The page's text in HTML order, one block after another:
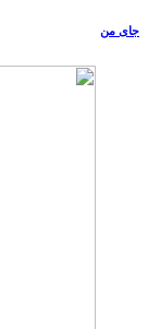
جای من